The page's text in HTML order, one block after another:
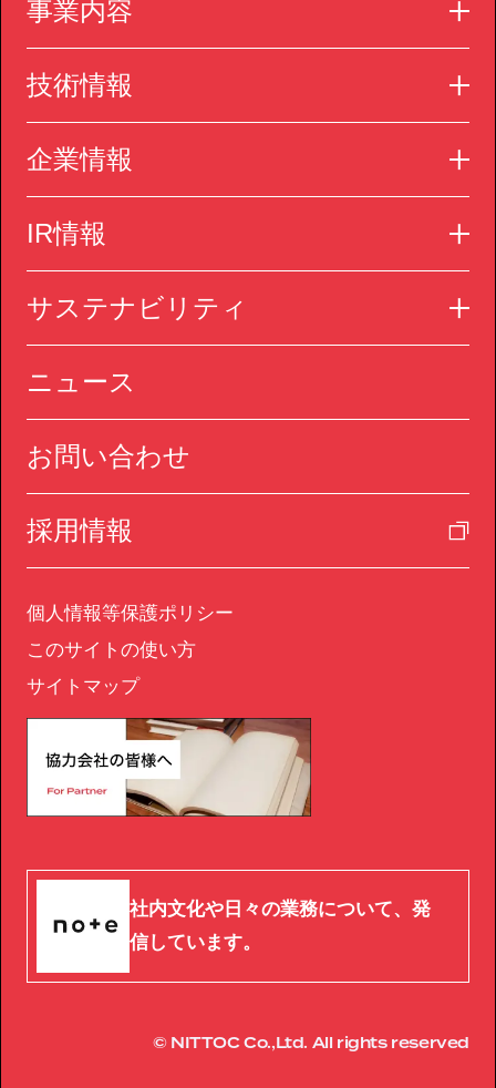
事業内容
技術情報
企業情報
IR情報
サステナビリティ
ニュース
お問い合わせ
採用情報
個人情報等保護ポリシー
このサイトの使い方
サイトマップ
社内文化や日々の業務について、発
信しています。
© NITTOC Co.,Ltd. All rights reserved